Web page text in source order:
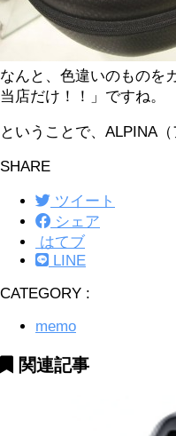
なんと、色違いのものを
当店だけ！！」ですね。
ということで、ALPINA
SHARE
ツイート
シェア
はてブ
LINE
CATEGORY :
memo
関連記事